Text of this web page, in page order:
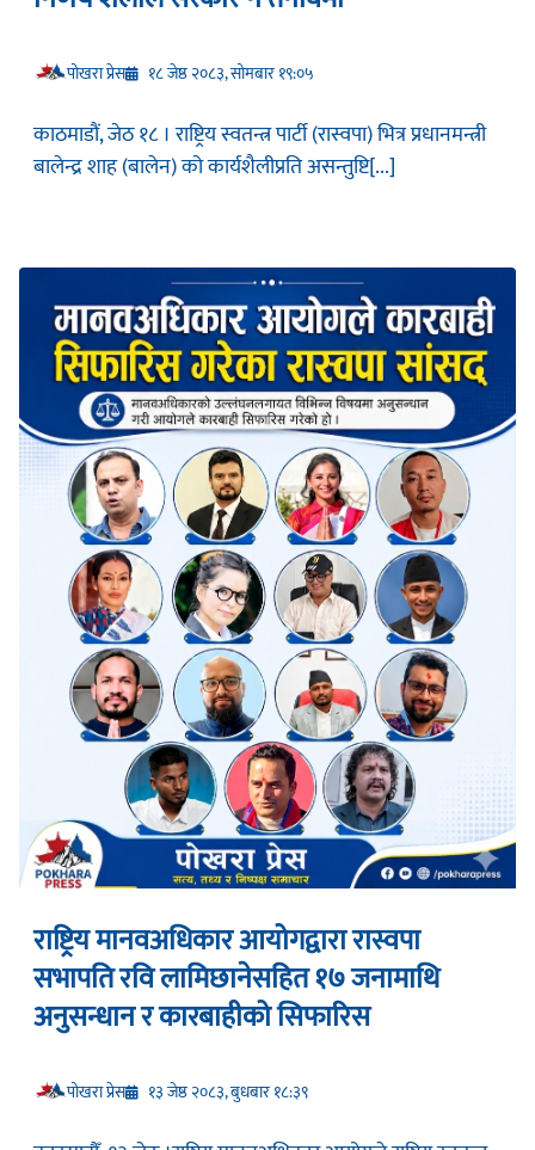
प‍ोखरा प्रेस १८ जेष्ठ २०८३, सोमबार १९:०५
काठमाडौं, जेठ १८ । राष्ट्रिय स्वतन्त्र पार्टी (रास्वपा) भित्र प्रधानमन्त्री
बालेन्द्र शाह (बालेन) को कार्यशैलीप्रति असन्तुष्टि[...]
राष्ट्रिय मानवअधिकार आयोगद्वारा रास्वपा
सभापति रवि लामिछानेसहित १७ जनामाथि
अनुसन्धान र कारबाहीको सिफारिस
प‍ोखरा प्रेस १३ जेष्ठ २०८३, बुधबार १८:३९